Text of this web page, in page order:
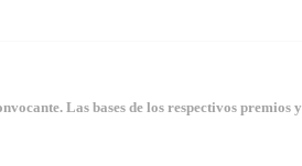
Las bases de los respectivos premios y